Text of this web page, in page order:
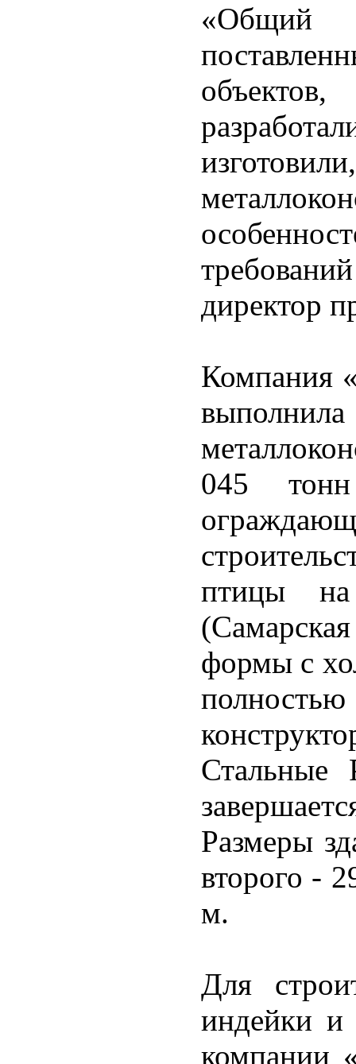
«Общий
директор
Компания
045
птицы на
формы с
Стальные
Размеры
второго -
м.
Для
индейки и
компании